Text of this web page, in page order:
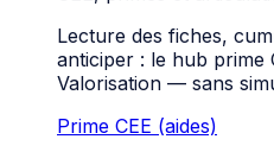
Lecture des fiches,
anticiper : le hub prime
Valorisation — sans
Prime CEE (aides)